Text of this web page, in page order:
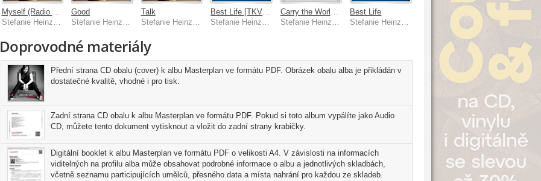
Good
Talk
Best Life
Doprovodné materiály
Přední strana CD obalu (cover) k albu Masterplan ve formátu PDF. Obrázek obalu alba je přikládán v
dostatečné kvalitě, vhodné i pro tisk.
Zadní strana CD obalu k albu Masterplan ve formátu PDF. Pokud si toto album vypálíte jako Audio
CD, můžete tento dokument vytisknout a vložit do zadní strany krabičky.
Digitální booklet k albu Masterplan ve formátu PDF o velikosti A4. V závislosti na informacích
viditelných na profilu alba může obsahovat podrobné informace o albu a jednotlivých skladbách,
včetně seznamu participujících umělců, přesného data a místa nahrání pro každou ze skladeb.